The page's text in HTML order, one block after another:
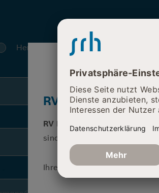
RV Fit Psychische
RV Fit Psychische Gesundheit
sind ausgeschöpft. Eine
Ihre SRH Medinet
Herr